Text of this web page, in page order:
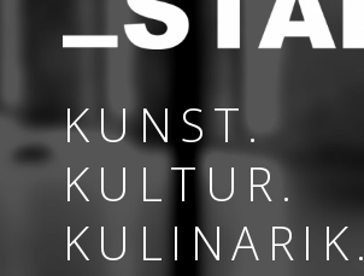
KUNST.
KULTUR.
KULINARIK.